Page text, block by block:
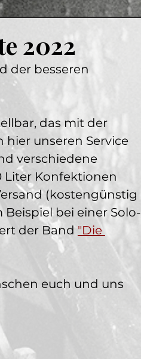
2022
der besseren
das mit der
unseren Service
verschiedene
Liter Konfektionen
(kostengünstig
bei einer Solo-
der Band "Die
euch und uns